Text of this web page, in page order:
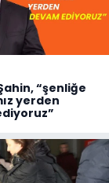
“şenliğe
yerden